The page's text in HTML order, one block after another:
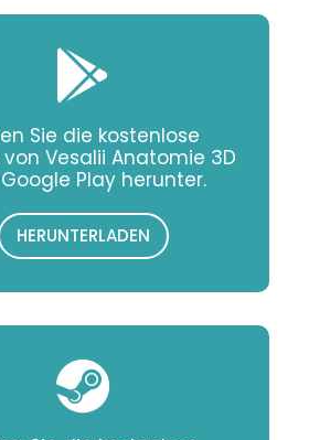
Sie die kostenlose
von Vesalii Anatomie 3D
Play herunter.
HERUNTERLADEN